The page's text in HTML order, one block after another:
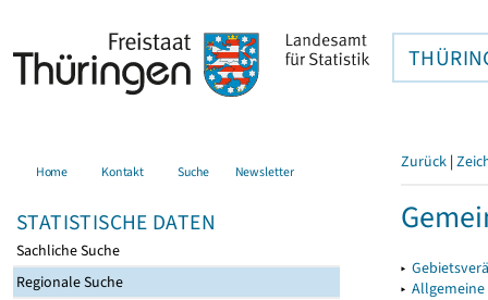
Home Kontakt Suche Newsletter
STATISTISCHE DATEN
Sachliche Suche
Regionale Suche
Zurück |
▸
▸